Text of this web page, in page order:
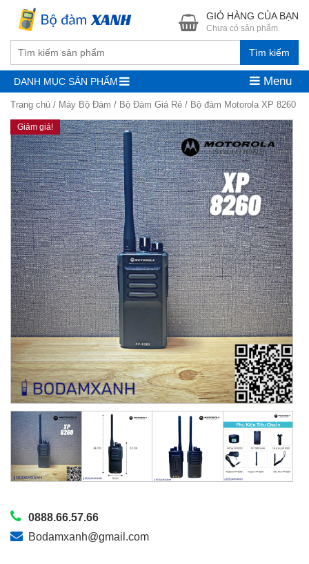
Tìm kiếm
GIỎ HÀNG CỦA BẠN
Chưa có sản phẩm
DANH MỤC SẢN PHẨM Menu
Trang chủ / Máy Bộ Đàm / Bộ Đàm Giá Rẻ / Bộ đàm Motorola XP 8260
Giảm giá!
0888.66.57.66
Bodamxanh@gmail.com